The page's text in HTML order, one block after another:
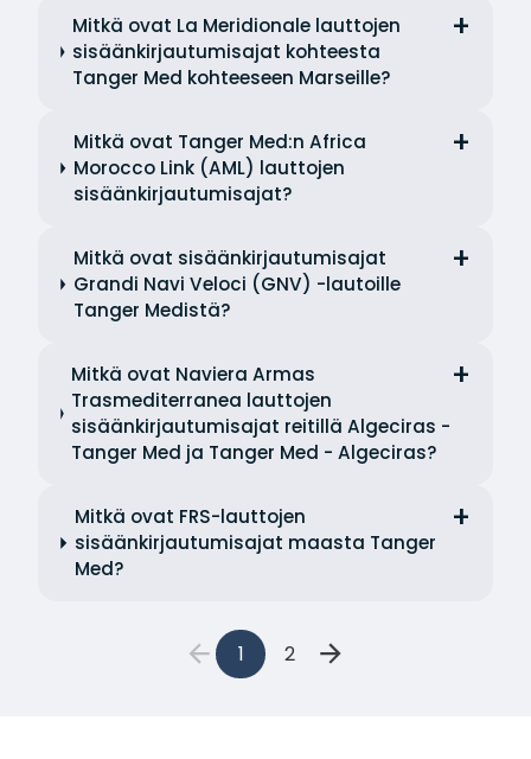
Mitkä ovat La Meridionale lauttojen
sisäänkirjautumisajat kohteesta
Tanger Med kohteeseen Marseille?
Mitkä ovat Tanger Med:n Africa
Morocco Link (AML) lauttojen
sisäänkirjautumisajat?
Mitkä ovat sisäänkirjautumisajat
Grandi Navi Veloci (GNV) -lautoille
Tanger Medistä?
Mitkä ovat Naviera Armas
Trasmediterranea lauttojen
sisäänkirjautumisajat reitillä Algeciras -
Tanger Med ja Tanger Med - Algeciras?
Mitkä ovat FRS-lauttojen
sisäänkirjautumisajat maasta Tanger
Med?
1 2